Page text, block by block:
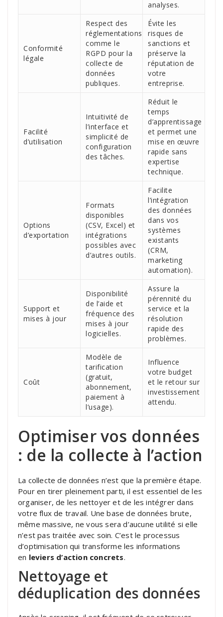
analyses.
Conformité
légale
Respect des
réglementations
comme le
RGPD pour la
collecte de
données
publiques.
Évite les
risques de
sanctions et
préserve la
réputation de
votre
entreprise.
Facilité
d’utilisation
Intuitivité de
l’interface et
simplicité de
configuration
des tâches.
Réduit le
temps
d’apprentissage
et permet une
mise en œuvre
rapide sans
expertise
technique.
Options
d’exportation
Formats
disponibles
(CSV, Excel) et
intégrations
possibles avec
d’autres outils.
Facilite
l’intégration
des données
dans vos
systèmes
existants
(CRM,
marketing
automation).
Support et
mises à jour
Disponibilité
de l’aide et
fréquence des
mises à jour
logicielles.
Assure la
pérennité du
service et la
résolution
rapide des
problèmes.
Coût
Modèle de
tarification
(gratuit,
abonnement,
paiement à
l’usage).
Influence
votre budget
et le retour sur
investissement
attendu.
Optimiser vos données
: de la collecte à l’action
La collecte de données n’est que la première étape.
Pour en tirer pleinement parti, il est essentiel de les
organiser, de les nettoyer et de les intégrer dans
votre flux de travail. Une base de données brute,
même massive, ne vous sera d’aucune utilité si elle
n’est pas traitée avec soin. C’est le processus
d’optimisation qui transforme les informations
en leviers d’action concrets.
Nettoyage et
déduplication des données